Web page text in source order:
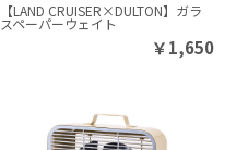
【LAND CRUISER×DULTON】ガラ
スペーパーウェイト
￥1,650